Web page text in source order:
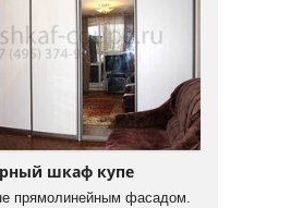
шкаф купе
прямолинейным фасадом.